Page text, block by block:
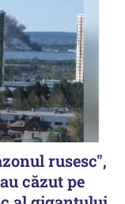
rusesc",
căzut pe